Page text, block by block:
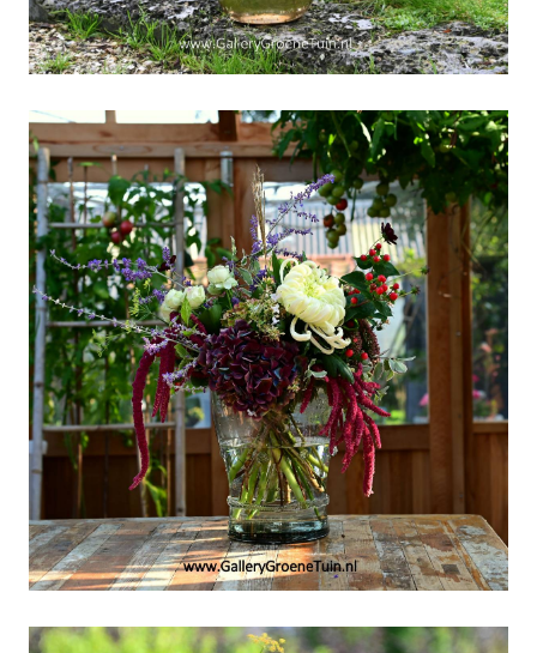
Weekboeket week 42
Weekboeket week 38